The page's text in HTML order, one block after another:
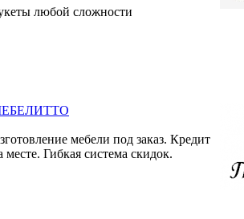
любой сложности
мебели под заказ. Кредит
месте. Гибкая система скидок.